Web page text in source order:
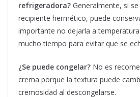
refrigeradora? Generalmente, si
recipiente hermético, puede
importante no dejarla a
mucho tiempo para evitar que se
¿Se puede congelar? No es
crema porque la textura puede
cremosidad al descongelarse.